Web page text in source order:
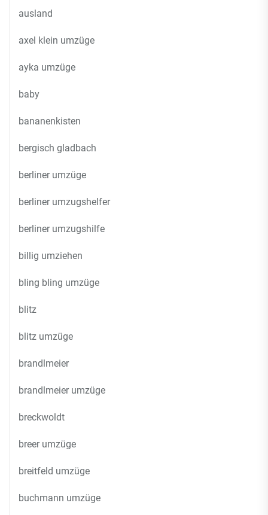
ausland
axel klein umzüge
ayka umzüge
baby
bananenkisten
bergisch gladbach
berliner umzüge
berliner umzugshelfer
berliner umzugshilfe
billig umziehen
bling bling umzüge
blitz
blitz umzüge
brandlmeier
brandlmeier umzüge
breckwoldt
breer umzüge
breitfeld umzüge
buchmann umzüge